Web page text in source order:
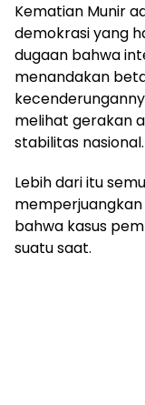
Kematian Munir
demokrasi yang
dugaan bahwa
menandakan
melihat gerakan
stabilitas nasional.
Lebih dari itu
memperjuangkan
bahwa kasus
suatu saat.